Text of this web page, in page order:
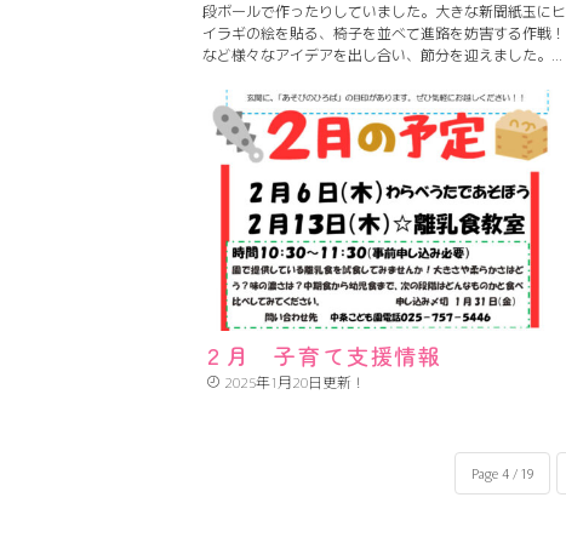
段ボールで作ったりしていました。大きな新聞紙玉にヒ
イラギの絵を貼る、椅子を並べて進路を妨害する作戦！
など様々なアイデアを出し合い、節分を迎えました。
各クラスに来た鬼！黙々とと新聞紙玉を投げました。逃
げて、投げて、怖くて泣いてしまう子数人・・・鬼が立
ち去ろうと背中を向けると、子どもたちは必死に背中に
向かって！？玉を投げていました。なんとか玉を投げら
れたことで「あ～良かった～いなくなった・・・」と一
安心。怖い鬼に頑張って立ち向かい、やっつけることが
できました！心の中の鬼もやっつけられたかな？
外へ鬼を追い払い！福の神から届いたお菓子で豆まきを
しました。
来年もがんばろう！！
２月 子育て支援情報
2025年1月20日更新！
Page 4 / 19